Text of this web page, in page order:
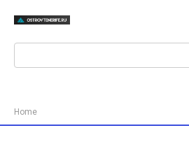
Поиск:
Home